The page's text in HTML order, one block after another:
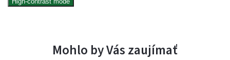
Mohlo by Vás zaujímať